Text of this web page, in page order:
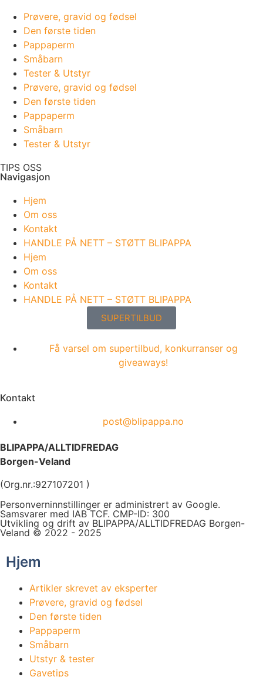
Prøvere, gravid og fødsel
Den første tiden
Pappaperm
Småbarn
Tester & Utstyr
Prøvere, gravid og fødsel
Den første tiden
Pappaperm
Småbarn
Tester & Utstyr
TIPS OSS
Navigasjon
Hjem
Om oss
Kontakt
HANDLE PÅ NETT – STØTT BLIPAPPA
Hjem
Om oss
Kontakt
HANDLE PÅ NETT – STØTT BLIPAPPA
SUPERTILBUD
Få varsel om supertilbud, konkurranser og
giveaways!
Kontakt
post@blipappa.no
BLIPAPPA/ALLTIDFREDAG
Borgen-Veland
(Org.nr.:927107201 )
Personverninnstillinger er administrert av Google.
Samsvarer med IAB TCF. CMP-ID: 300
Utvikling og drift av BLIPAPPA/ALLTIDFREDAG Borgen-
Veland © 2022 - 2025
Hjem
Artikler skrevet av eksperter
Prøvere, gravid og fødsel
Den første tiden
Pappaperm
Småbarn
Utstyr & tester
Gavetips